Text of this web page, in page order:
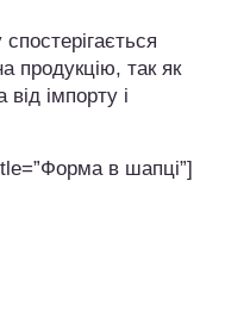
продукцію, так як
імпорту і
в шапці”]